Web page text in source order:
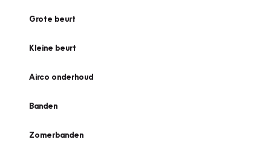
Grote beurt
Kleine beurt
Airco onderhoud
Banden
Zomerbanden